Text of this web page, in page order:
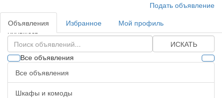
Подать объявление
Объявления
Избранное
Мой профиль
Кильмезь
ИСКАТЬ
Все объявления
Все объявления
Шкафы и комоды